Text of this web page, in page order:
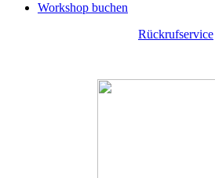
Workshop buchen
Rückrufservice